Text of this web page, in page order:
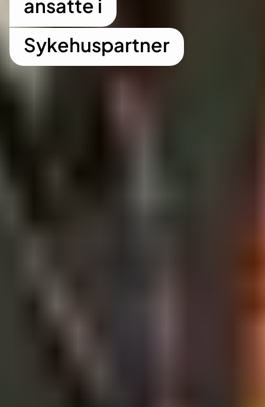
ansatte i
Sykehuspartner